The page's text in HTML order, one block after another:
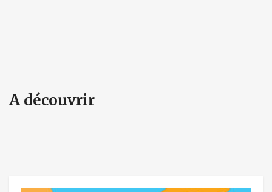
A découvrir